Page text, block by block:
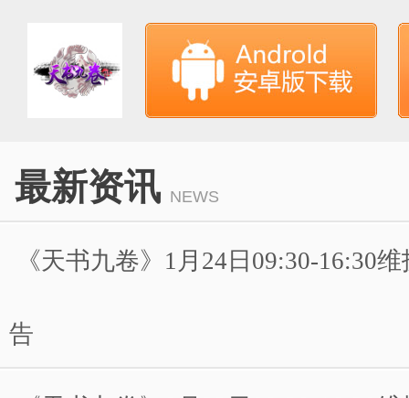
最新资讯 NEWS
《天书九卷》1月24日09:30-16:30
告